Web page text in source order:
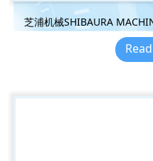
芝浦机械SHIBAURA